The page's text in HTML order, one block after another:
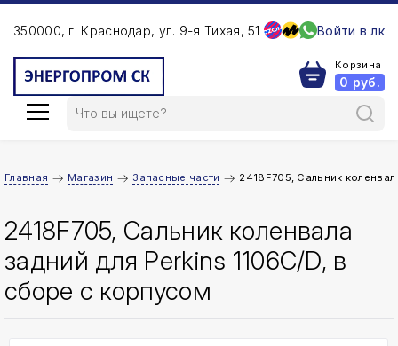
350000, г. Краснодар, ул. 9-я Тихая, 51 Войти в лк
Корзина
0 руб.
Главная Магазин Запасные части 2418F705, Сальник
2418F705, Сальник коленвала
задний для Perkins 1106C/D, в
сборе с корпусом